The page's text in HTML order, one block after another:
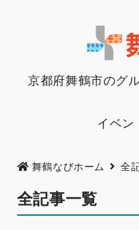
京都府舞鶴市のグ
イベン
舞鶴なびホーム 全
全記事一覧